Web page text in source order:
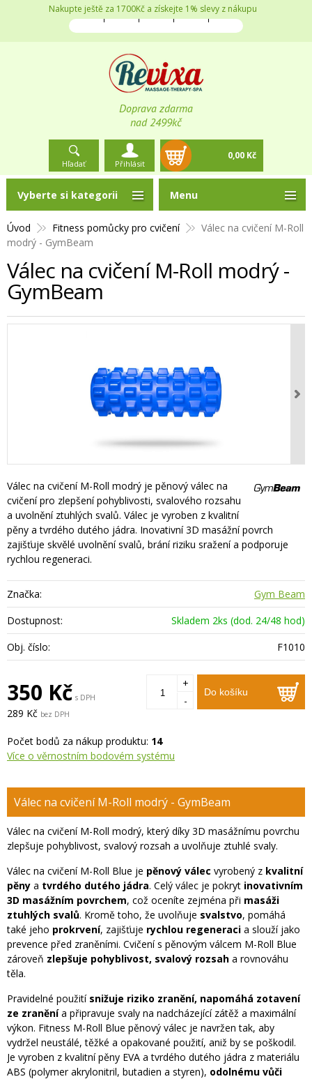
Doprava zdarma
nad 2499kč
Nakupte ještě za 1700Kč a získejte 1% slevy z nákupu
Hľadať Přihlásit
0,00 Kč
Úvod Fitness pomůcky pro cvičení
Válec na cvičení M-Roll
modrý - GymBeam
Válec na cvičení M-Roll modrý -
GymBeam
Válec na cvičení M-Roll modrý je pěnový válec na
cvičení pro zlepšení pohyblivosti, svalového rozsahu
a uvolnění ztuhlých svalů. Válec je vyroben z kvalitní
pěny a tvrdého dutého jádra. Inovativní 3D masážní povrch
zajišťuje skvělé uvolnění svalů, brání riziku sražení a podporuje
rychlou regeneraci.
Značka:
Gym Beam
Dostupnost:
Skladem 2ks (dod. 24/48 hod)
Obj. číslo:
F1010
350 Kč s DPH
289 Kč bez DPH
Do košíku
+
-
Počet bodů za nákup produktu: 14
Více o věrnostním bodovém systému
Válec na cvičení M-Roll modrý - GymBeam
Válec na cvičení M-Roll modrý, který díky 3D masážnímu povrchu
zlepšuje pohyblivost, svalový rozsah a uvolňuje ztuhlé svaly.
Válec na cvičení M-Roll Blue je pěnový válec vyrobený z kvalitní
pěny a tvrdého dutého jádra. Celý válec je pokryt inovativním
3D masážním povrchem, což oceníte zejména při masáži
ztuhlých svalů. Kromě toho, že uvolňuje svalstvo, pomáhá
také jeho prokrvení, zajišťuje rychlou regeneraci a slouží jako
prevence před zraněními. Cvičení s pěnovým válcem M-Roll Blue
zároveň zlepšuje pohyblivost, svalový rozsah a rovnováhu
těla.
Pravidelné použití snižuje riziko zranění, napomáhá zotavení
ze zraněnía připravuje svaly na nadcházející zátěž a maximální
výkon. Fitness M-Roll Blue pěnový válec je navržen tak, aby
vydržel neustálé, těžké a opakované použití, aniž by se poškodil.
Je vyroben z kvalitní pěny EVA a tvrdého dutého jádra z materiálu
ABS (polymer akrylonitril, butadien a styren), odolnému vůči
Vyberte si kategorii Menu